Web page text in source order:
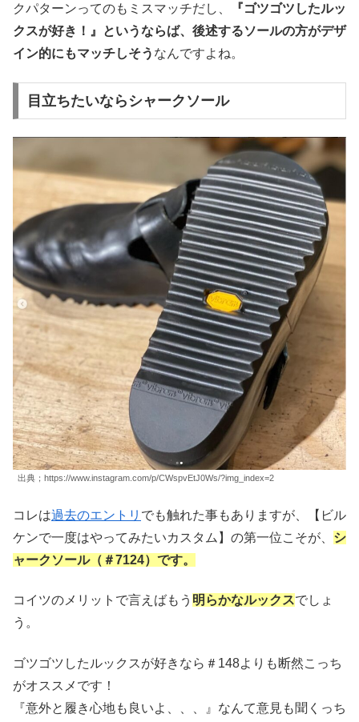
クパターンってのもミスマッチだし、
『ゴツゴツしたルッ
クスが好き！』というならば、後述するソールの方がデザ
イン的にもマッチしそう なんですよね。
目立ちたいならシャークソール
出典；https://www.instagram.com/p/CWspvEtJ0Ws/?img_index=2
コレは過去のエントリ でも触れた事もありますが、【ビル
ケンで一度はやってみたいカスタム】の第一位こそが、 シ
ャークソール（＃7124）です。
コイツのメリットで言えばもう 明らかなルックスでしょ
う。
ゴツゴツしたルックスが好きなら＃148よりも断然こっち
がオススメです！
『意外と履き心地も良いよ、、、』なんて意見も聞くっち